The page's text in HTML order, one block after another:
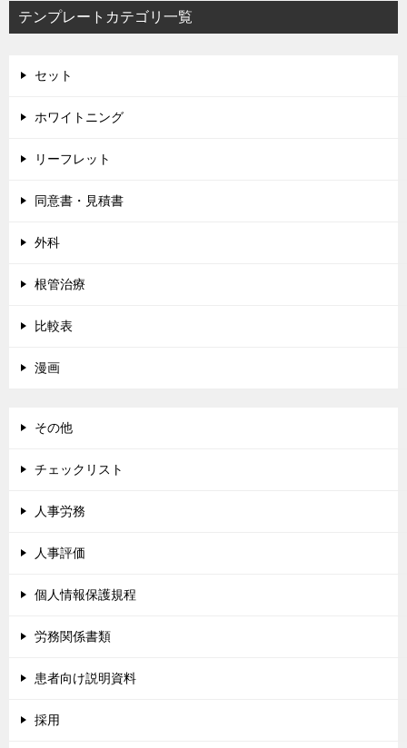
シ
ン
テンプレートカテゴリ一覧
セット
ホワイトニング
リーフレット
同意書・見積書
外科
根管治療
比較表
漫画
その他
チェックリスト
人事労務
人事評価
個人情報保護規程
労務関係書類
患者向け説明資料
採用